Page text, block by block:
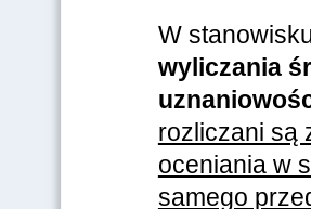
W
wyliczania
rozliczani są
oceniania w
samego